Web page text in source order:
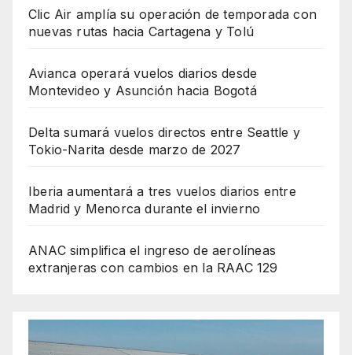
Clic Air amplía su operación de temporada con
nuevas rutas hacia Cartagena y Tolú
Avianca operará vuelos diarios desde
Montevideo y Asunción hacia Bogotá
Delta sumará vuelos directos entre Seattle y
Tokio-Narita desde marzo de 2027
Iberia aumentará a tres vuelos diarios entre
Madrid y Menorca durante el invierno
ANAC simplifica el ingreso de aerolíneas
extranjeras con cambios en la RAAC 129